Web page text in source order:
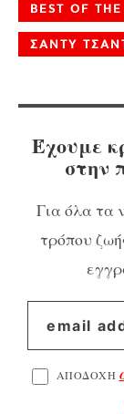
BEST OF
ΣΑΝΤΥ
Έχουμε
στην
Για όλα τα
τρόπου
ΑΠΟΔΟΧΗ